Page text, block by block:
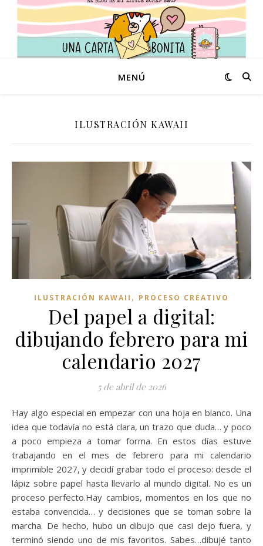
MENÚ
ILUSTRACIÓN KAWAII
ILUSTRACIÓN KAWAII , PROCESO CREATIVO
Del papel a digital:
dibujando febrero para mi
calendario 2027
5 de abril de 2026
Hay algo especial en empezar con una hoja en blanco. Una
idea que todavía no está clara, un trazo que duda… y poco
a poco empieza a tomar forma. En estos días estuve
trabajando en el mes de febrero para mi calendario
imprimible 2027, y decidí grabar todo el proceso: desde el
lápiz sobre papel hasta llevarlo al mundo digital. No es un
proceso perfecto.Hay cambios, momentos en los que no
estaba convencida… y decisiones que se toman sobre la
marcha. De hecho, hubo un dibujo que casi dejo fuera, y
terminó siendo uno de mis favoritos. Sabes…dibujé tanto